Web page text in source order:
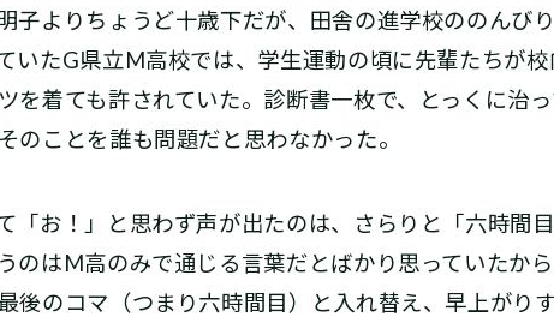
子よりちょうど十歳下だが、田舎の進学校ののんび
いたG県立M高校では、学生運動の頃に先輩たちが
を着ても許されていた。診断書一枚で、とっくに治
のことを誰も問題だと思わなかった。
「お！」と思わず声が出たのは、さらりと「六時間
のはM高のみで通じる言葉だとばかり思っていたか
後のコマ（つまり六時間目）と入れ替え、早上がり